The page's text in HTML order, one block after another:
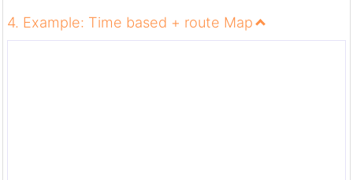
4. Example: Time based + route Map